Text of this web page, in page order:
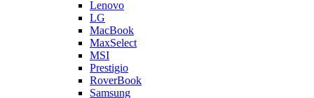
Lenovo
LG
MacBook
MaxSelect
MSI
Prestigio
RoverBook
Samsung